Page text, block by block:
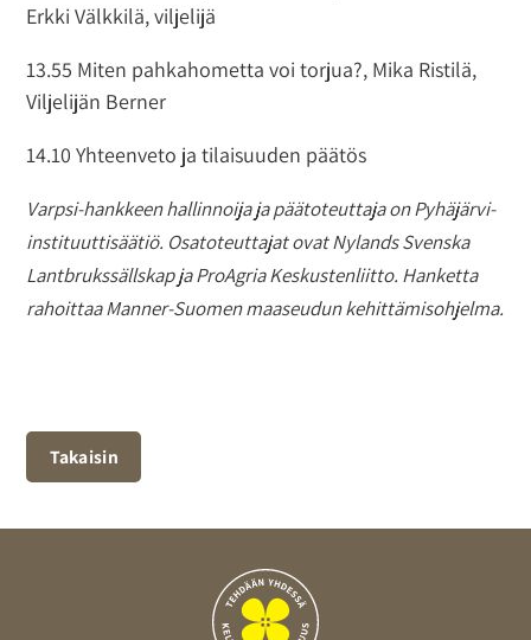
Erkki Välkkilä, viljelijä
13.55 Miten pahkahometta voi torjua?, Mika Ristilä,
Viljelijän Berner
14.10 Yhteenveto ja tilaisuuden päätös
Varpsi-hankkeen hallinnoija ja päätoteuttaja on Pyhäjärvi-
instituuttisäätiö. Osatoteuttajat ovat Nylands Svenska
Lantbrukssällskap ja ProAgria Keskustenliitto. Hanketta
rahoittaa Manner-Suomen maaseudun kehittämisohjelma.
Takaisin